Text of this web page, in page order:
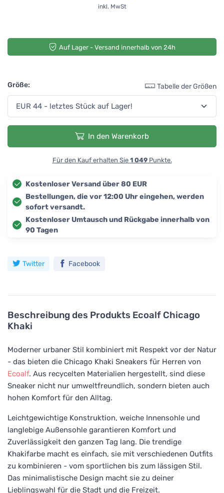
Beschreibung des Produkts Ecoalf Chicago
Khaki
Moderner urbaner Stil kombiniert mit Respekt vor der Natur
- das bieten die Chicago Khaki Sneakers für Herren von
Ecoalf. Aus recycelten Materialien hergestellt, sind diese
Sneaker nicht nur umweltfreundlich, sondern bieten auch
hohen Komfort für den Alltag.
Leichtgewichtige Konstruktion, weiche Innensohle und
langlebige Außensohle garantieren Komfort und
Zuverlässigkeit den ganzen Tag lang. Die trendige
Khakifarbe macht es einfach, sie mit verschiedenen Outfits
zu kombinieren - vom sportlichen bis zum lässigen Stil.
Das minimalistische Design macht sie zu deiner
Lieblingswahl für die Stadt und die Freizeit.
inkl. MwSt
Auf Lager - Versand innerhalb von 24h
Größe: Tabelle der Größen
In den Warenkorb
Für den Kauf erhalten Sie 1 049Punkte.
Kostenloser Versand über 80 EUR
Bestellungen, die vor 12:00 Uhr eingehen, werden
sofort versandt.
Kostenloser Umtausch und Rückgabe innerhalb von
90 Tagen
Twitter Facebook